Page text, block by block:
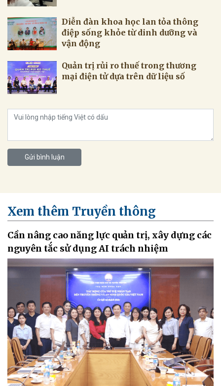
Diễn đàn khoa học lan tỏa thông
điệp sống khỏe từ dinh dưỡng và
vận động
Quản trị rủi ro thuế trong thương
mại điện tử dựa trên dữ liệu số
Gửi bình luận
Xem thêm Truyền thông
Cần nâng cao năng lực quản trị, xây dựng các
nguyên tắc sử dụng AI trách nhiệm